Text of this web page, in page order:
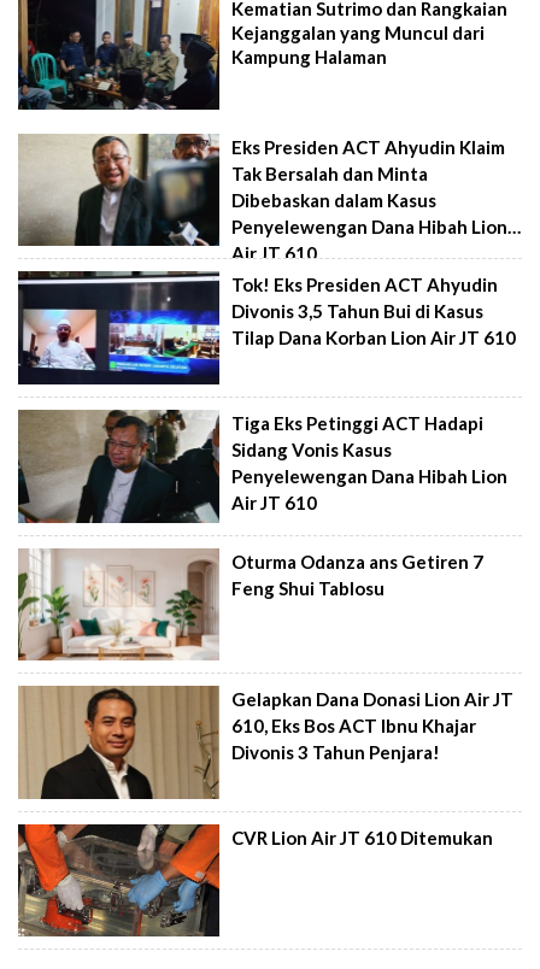
Kematian Sutrimo dan Rangkaian
Kejanggalan yang Muncul dari
Kampung Halaman
Eks Presiden ACT Ahyudin Klaim
Tak Bersalah dan Minta
Dibebaskan dalam Kasus
Penyelewengan Dana Hibah Lion
Air JT 610
Tok! Eks Presiden ACT Ahyudin
Divonis 3,5 Tahun Bui di Kasus
Tilap Dana Korban Lion Air JT 610
Tiga Eks Petinggi ACT Hadapi
Sidang Vonis Kasus
Penyelewengan Dana Hibah Lion
Air JT 610
Oturma Odanza ans Getiren 7
Feng Shui Tablosu
Gelapkan Dana Donasi Lion Air JT
610, Eks Bos ACT Ibnu Khajar
Divonis 3 Tahun Penjara!
CVR Lion Air JT 610 Ditemukan